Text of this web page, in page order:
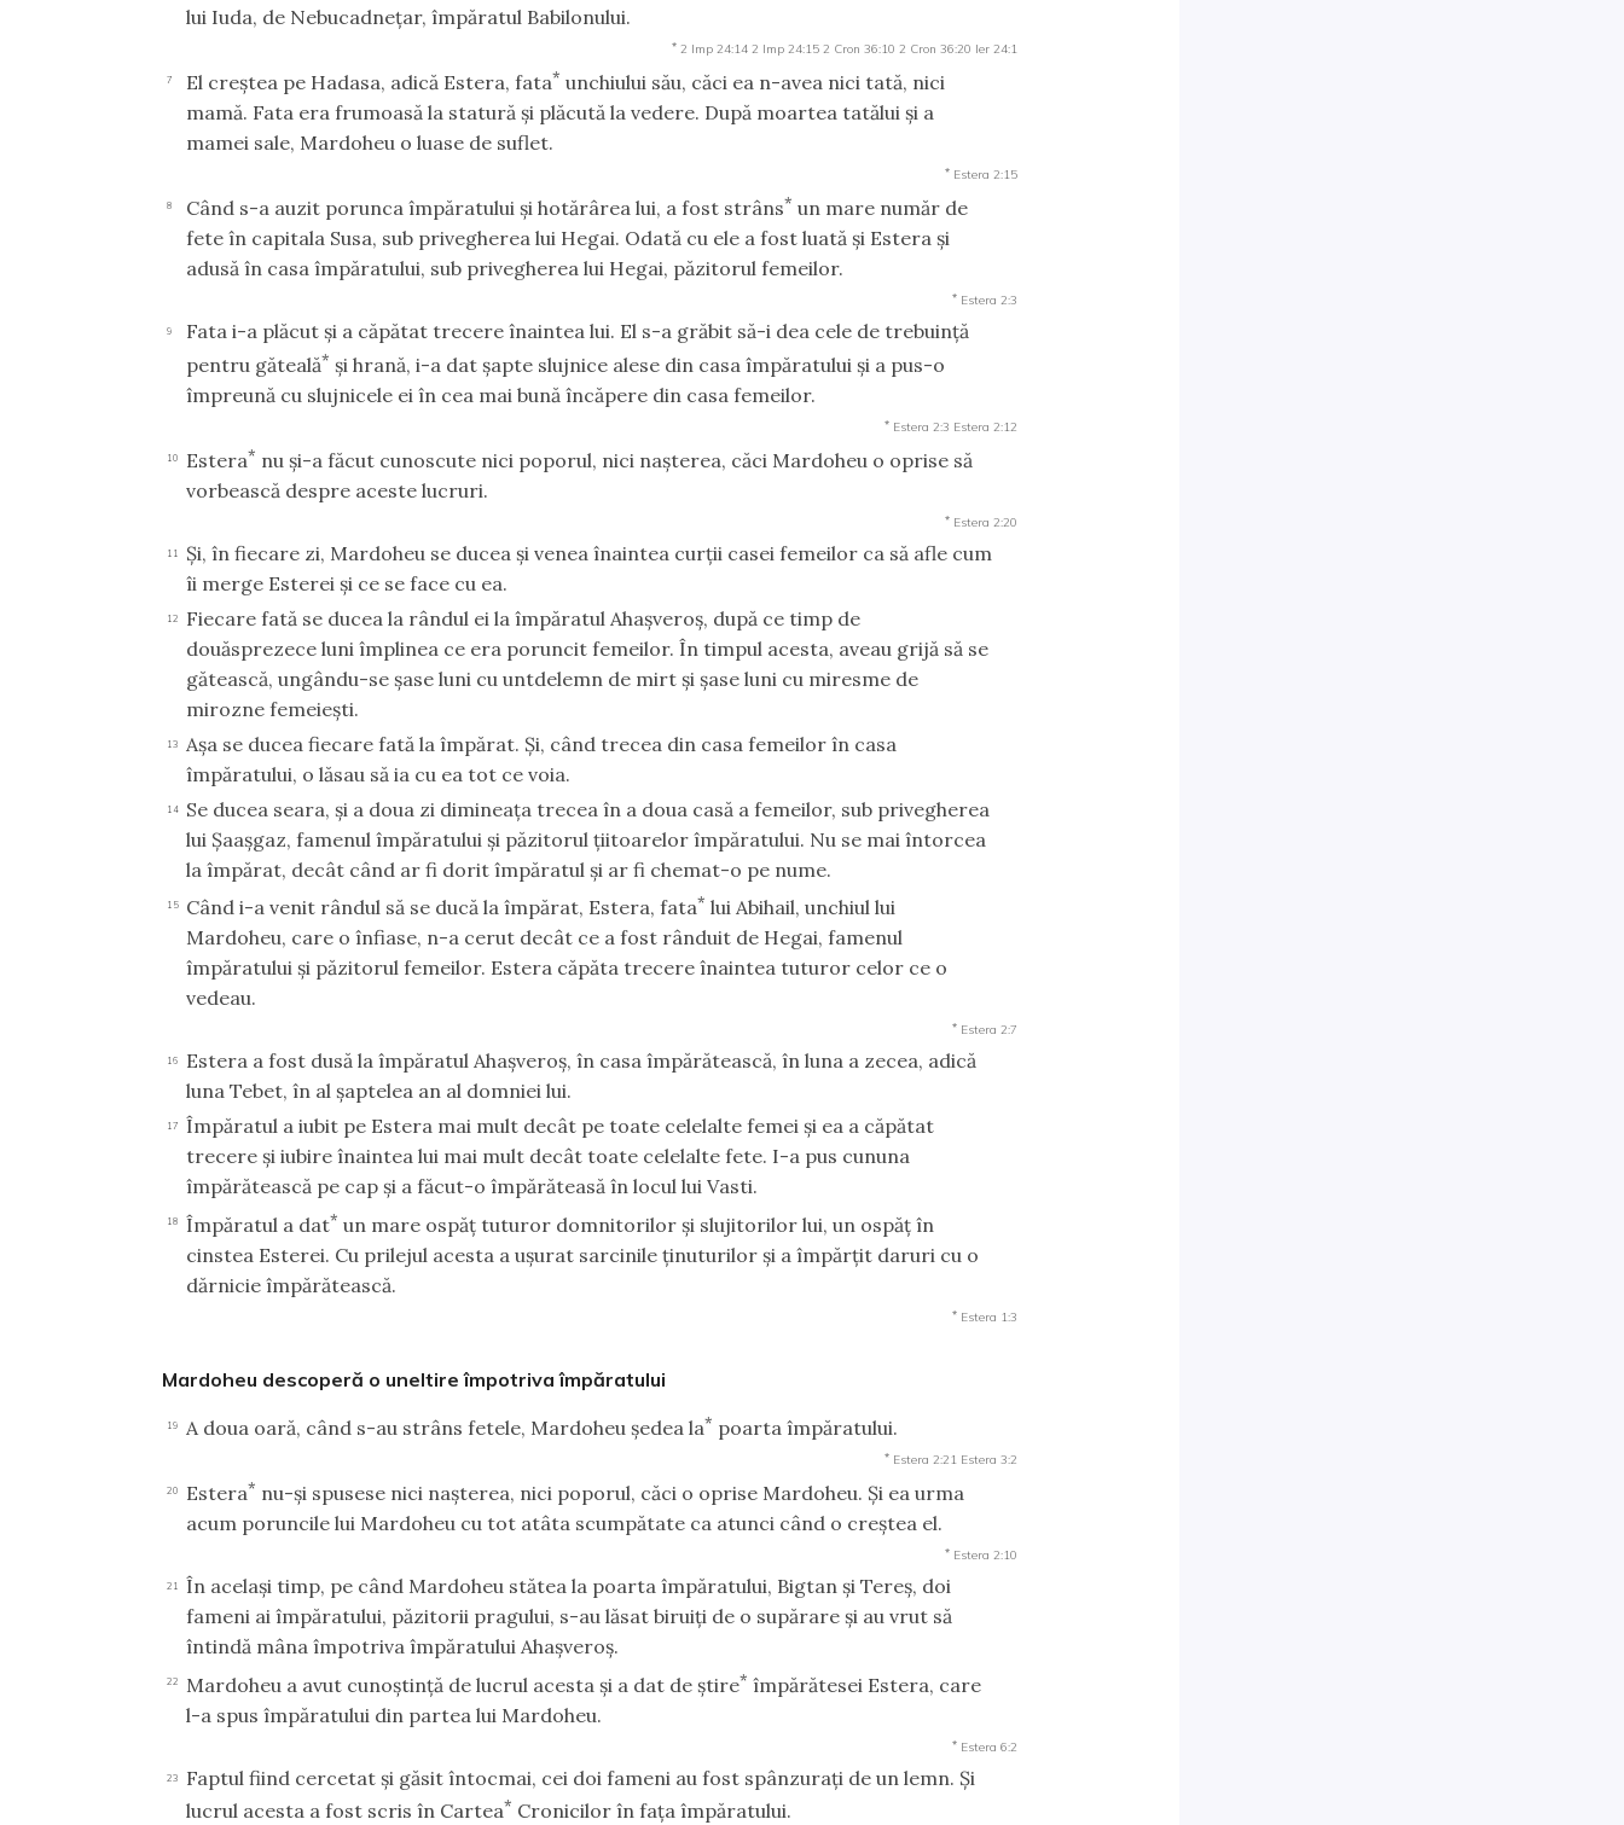
lui Iuda, de Nebucadneţar, împăratul Babilonului.
* 2 Imp 24:14 2 Imp 24:15 2 Cron 36:10 2 Cron 36:20 Ier 24:1
7 El creştea pe Hadasa, adică Estera, fata* unchiului său, căci ea n-avea nici tată, nici
mamă. Fata era frumoasă la statură şi plăcută la vedere. După moartea tatălui şi a
mamei sale, Mardoheu o luase de suflet.
* Estera 2:15
8 Când s-a auzit porunca împăratului şi hotărârea lui, a fost strâns* un mare număr de
fete în capitala Susa, sub privegherea lui Hegai. Odată cu ele a fost luată şi Estera şi
adusă în casa împăratului, sub privegherea lui Hegai, păzitorul femeilor.
* Estera 2:3
9
Fata i-a plăcut şi a căpătat trecere înaintea lui. El s-a grăbit să-i dea cele de trebuinţă
pentru găteală* şi hrană, i-a dat şapte slujnice alese din casa împăratului şi a pus-o
împreună cu slujnicele ei în cea mai bună încăpere din casa femeilor.
* Estera 2:3 Estera 2:12
10 Estera* nu şi-a făcut cunoscute nici poporul, nici naşterea, căci Mardoheu o oprise să
vorbească despre aceste lucruri.
* Estera 2:20
11
Şi, în fiecare zi, Mardoheu se ducea şi venea înaintea curţii casei femeilor ca să afle cum
îi merge Esterei şi ce se face cu ea.
12
Fiecare fată se ducea la rândul ei la împăratul Ahaşveroş, după ce timp de
douăsprezece luni împlinea ce era poruncit femeilor. În timpul acesta, aveau grijă să se
gătească, ungându-se şase luni cu untdelemn de mirt şi şase luni cu miresme de
mirozne femeieşti.
13
Aşa se ducea fiecare fată la împărat. Şi, când trecea din casa femeilor în casa
împăratului, o lăsau să ia cu ea tot ce voia.
14
Se ducea seara, şi a doua zi dimineaţa trecea în a doua casă a femeilor, sub privegherea
lui Şaaşgaz, famenul împăratului şi păzitorul ţiitoarelor împăratului. Nu se mai întorcea
la împărat, decât când ar fi dorit împăratul şi ar fi chemat-o pe nume.
15 Când i-a venit rândul să se ducă la împărat, Estera, fata* lui Abihail, unchiul lui
Mardoheu, care o înfiase, n-a cerut decât ce a fost rânduit de Hegai, famenul
împăratului şi păzitorul femeilor. Estera căpăta trecere înaintea tuturor celor ce o
vedeau.
* Estera 2:7
16
Estera a fost dusă la împăratul Ahaşveroş, în casa împărătească, în luna a zecea, adică
luna Tebet, în al şaptelea an al domniei lui.
17
Împăratul a iubit pe Estera mai mult decât pe toate celelalte femei şi ea a căpătat
trecere şi iubire înaintea lui mai mult decât toate celelalte fete. I-a pus cununa
împărătească pe cap şi a făcut-o împărăteasă în locul lui Vasti.
18 Împăratul a dat* un mare ospăţ tuturor domnitorilor şi slujitorilor lui, un ospăţ în
cinstea Esterei. Cu prilejul acesta a uşurat sarcinile ţinuturilor şi a împărţit daruri cu o
dărnicie împărătească.
* Estera 1:3
Mardoheu descoperă o uneltire împotriva împăratului
19 A doua oară, când s-au strâns fetele, Mardoheu şedea la* poarta împăratului.
* Estera 2:21 Estera 3:2
20 Estera* nu-şi spusese nici naşterea, nici poporul, căci o oprise Mardoheu. Şi ea urma
acum poruncile lui Mardoheu cu tot atâta scumpătate ca atunci când o creştea el.
* Estera 2:10
21
În acelaşi timp, pe când Mardoheu stătea la poarta împăratului, Bigtan şi Tereş, doi
fameni ai împăratului, păzitorii pragului, s-au lăsat biruiţi de o supărare şi au vrut să
întindă mâna împotriva împăratului Ahaşveroş.
22 Mardoheu a avut cunoştinţă de lucrul acesta şi a dat de ştire* împărătesei Estera, care
l-a spus împăratului din partea lui Mardoheu.
* Estera 6:2
23
Faptul fiind cercetat şi găsit întocmai, cei doi fameni au fost spânzuraţi de un lemn. Şi
lucrul acesta a fost scris în Cartea* Cronicilor în faţa împăratului.